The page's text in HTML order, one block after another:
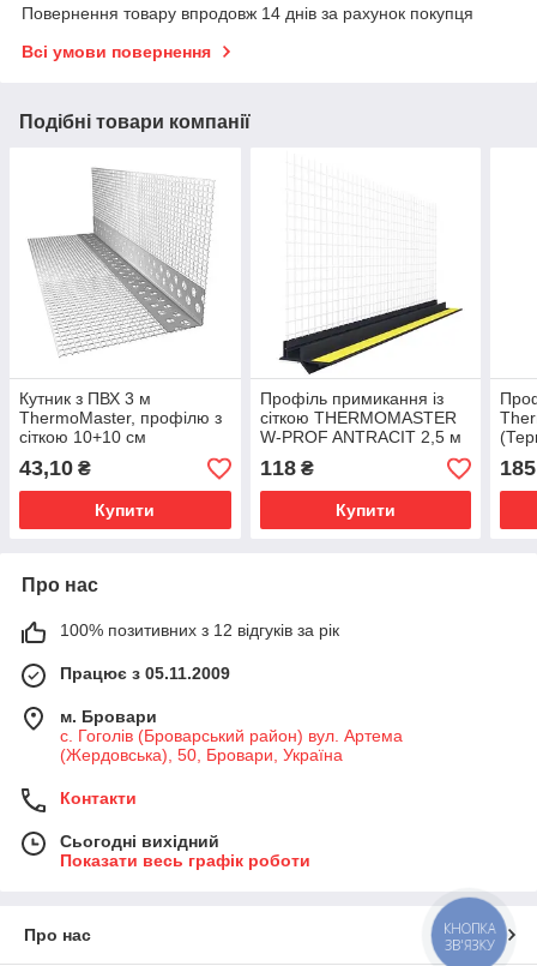
Повернення товару впродовж 14 днів за рахунок покупця
Всі умови повернення
Подібні товари компанії
Кутник з ПВХ 3 м
ThermoMaster, профілю з
сіткою 10+10 см
43,10 ₴
Купити
Профіль примикання із
сіткою THERMOMASTER
W-PROF ANTRACIT 2,5 м
118₴
Купити
185
Про нас
100% позитивних з 12 відгуків за рік
Працює з 05.11.2009
м. Бровари
с. Гоголів (Броварський район) вул. Артема
(Жердовська), 50, Бровари, Україна
Контакти
Сьогодні вихідний
Показати весь графік роботи
Про нас
КНОПКА
ЗВ'ЯЗКУ